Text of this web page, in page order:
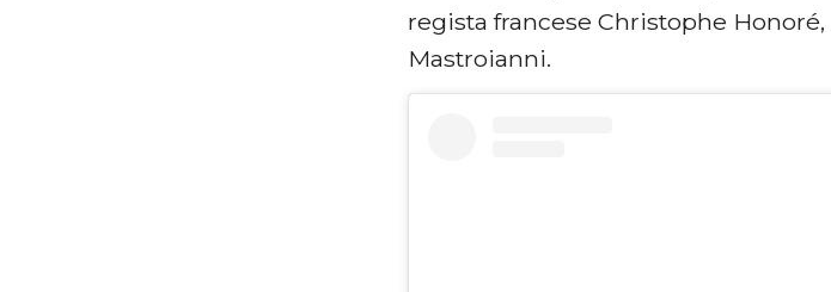
regista francese Christophe Honoré,
Mastroianni.